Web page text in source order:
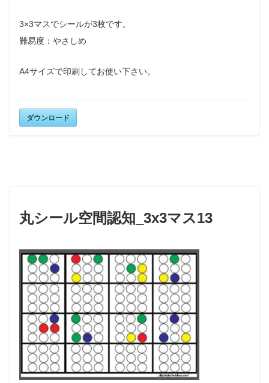
3×3マスでシールが3枚です。
難易度：やさしめ
A4サイズで印刷してお使い下さい。
ダウンロード
丸シール空間認知_3x3マス13